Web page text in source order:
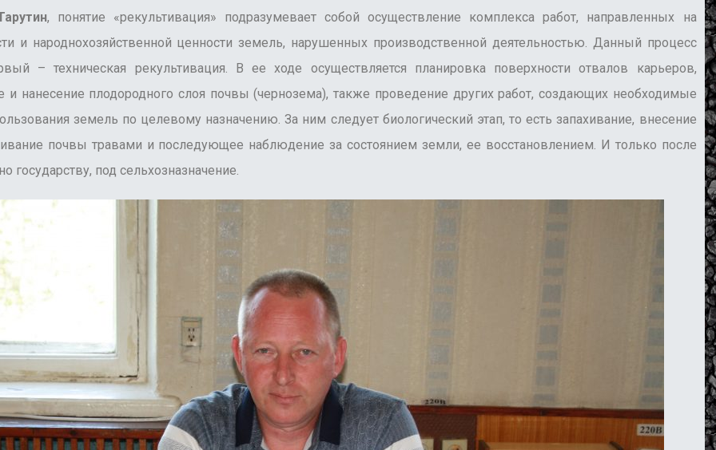
, понятие «рекультивация» подразумевает собой осуществление комплекса работ, направленных на
и народнохозяйственной ценности земель, нарушенных производственной деятельностью. Данный процесс
– техническая рекультивация. В ее ходе осуществляется планировка поверхности отвалов карьеров,
и нанесение плодородного слоя почвы (чернозема), также проведение других работ, создающих необходимые
земель по целевому назначению. За ним следует биологический этап, то есть запахивание, внесение
почвы травами и последующее наблюдение за состоянием земли, ее восстановлением. И только после
государству, под сельхозназначение.